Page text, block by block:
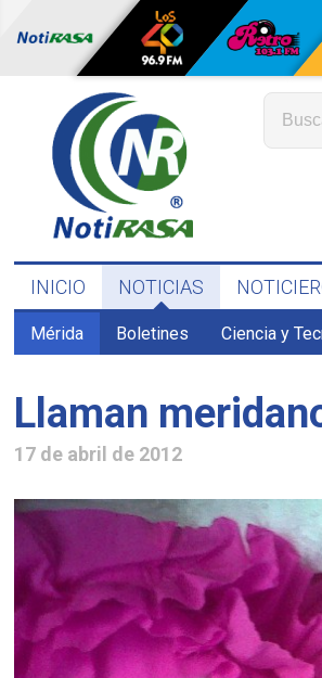
INICIO NOTICIAS
Mérida Boletines Ciencia y
Llaman
17 de abril de 2012